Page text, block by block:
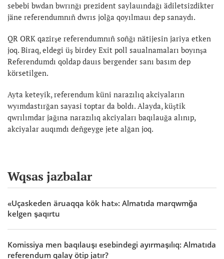
sebebi bwdan bwrınğı prezident saylauındağı ädiletsizdikter
jäne referendumnıñ dwrıs jolğa qoyılmauı dep sanaydı.
QR ORK qazirşe referendumnıñ soñğı nätijesin jariya etken
joq. Biraq, eldegi üş birdey Exit poll saualnamaları boyınşa
Referendumdı qoldap dauıs bergender sanı basım dep
körsetilgen.
Ayta keteyik, referendum küni narazılıq akciyaların
wyımdastırğan sayasi toptar da boldı. Alayda, küştik
qwrılımdar jağına narazılıq akciyaları baqılauğa alınıp,
akciyalar auqımdı deñgeyge jete alğan joq.
Wqsas jazbalar
«Uçaskeden äruaqqa kök hat»: Almatıda marqwmğa
kelgen şaqırtu
Komissiya men baqılauşı esebindegi ayırmaşılıq: Almatıda
referendum qalay ötip jatır?